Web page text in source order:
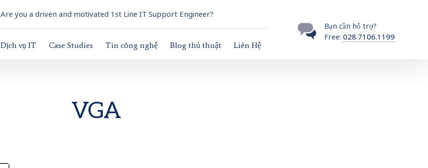
Are you a driven and motivated 1st Line IT Support Engineer?
Dịch vụ IT Case Studies Tin công nghệ Blog thủ thuật Liên Hệ
Bạn cần hỗ trợ?
Free: 028.7106.1199
VGA